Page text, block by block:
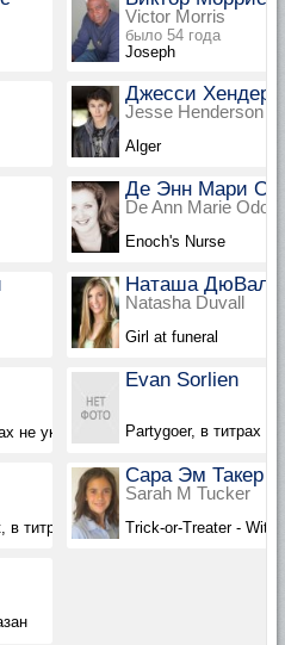
Victor Morris
было 54 года
Joseph
Джесси
Jesse Henderson
Alger
Де Энн Мари
De Ann Marie Odom
Enoch's Nurse
Наташа ДюВаль
Natasha Duvall
Girl at funeral
не указан
Evan Sorlien
Partygoer, в титрах
в титрах не указан
Сара Эм Такер
Sarah M Tucker
Trick-or-Treater -